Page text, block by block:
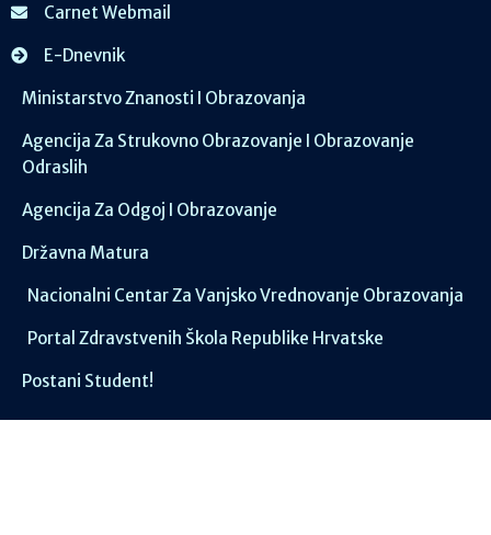
Carnet Webmail
E-Dnevnik
Ministarstvo Znanosti I Obrazovanja
Agencija Za Strukovno Obrazovanje I Obrazovanje
Odraslih
Agencija Za Odgoj I Obrazovanje
Državna Matura
Nacionalni Centar Za Vanjsko Vrednovanje Obrazovanja
Portal Zdravstvenih Škola Republike Hrvatske
Postani Student!